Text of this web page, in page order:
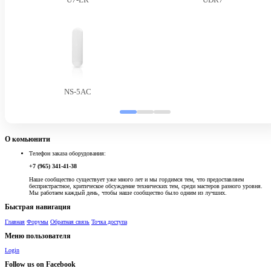
NS-5AC
О комьюнити
Телефон заказа оборудования:
+7 (965) 341-41-38
Наше сообщество существует уже много лет и мы гордимся тем, что предоставляем
беспристрастное, критическое обсуждение технических тем, среди мастеров разного уровня.
Мы работаем каждый день, чтобы наше сообщество было одним из лучших.
Быстрая навигация
Главная Форумы Обратная связь Точка доступа
Меню пользователя
Login
Follow us on Facebook